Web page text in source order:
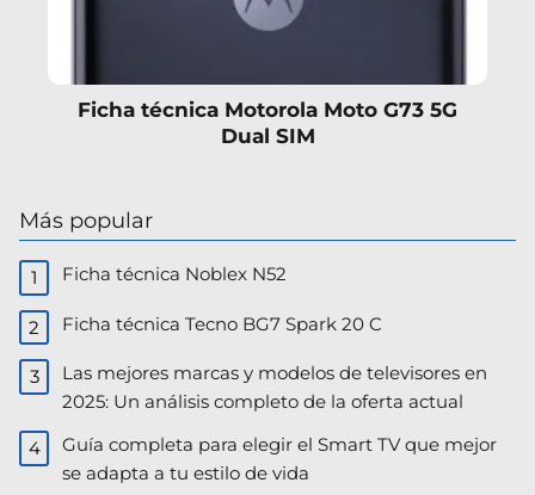
Ficha técnica Motorola Moto G73 5G
Dual SIM
Más popular
Ficha técnica Noblex N52
Ficha técnica Tecno BG7 Spark 20 C
Las mejores marcas y modelos de televisores en
2025: Un análisis completo de la oferta actual
Guía completa para elegir el Smart TV que mejor
se adapta a tu estilo de vida